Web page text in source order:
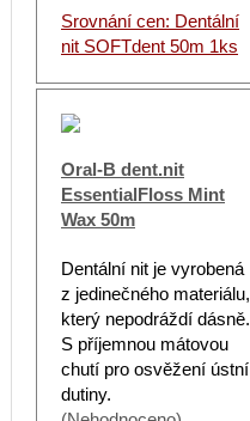
Srovnání cen: Dentální
nit SOFTdent 50m 1ks
Oral-B dent.nit
EssentialFloss Mint
Wax 50m
Dentální nit je vyrobená
z jedinečného materiálu,
který nepodráždí dásně.
S příjemnou mátovou
chutí pro osvěžení ústní
dutiny.